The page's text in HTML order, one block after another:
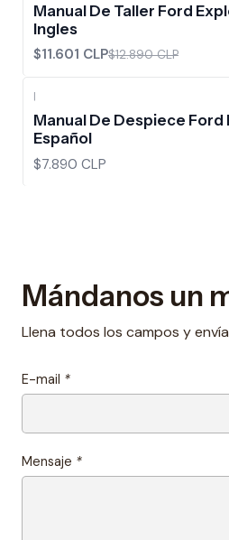
Manual De Taller Ford
Ingles
$11.601 CLP$12.890 CLP
|
Manual De Despiece Ford
Español
$7.890 CLP
Mándanos un
Llena todos los campos y
E-mail *
Mensaje *